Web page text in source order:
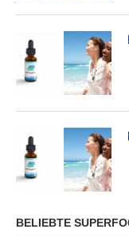
BELIEBTE